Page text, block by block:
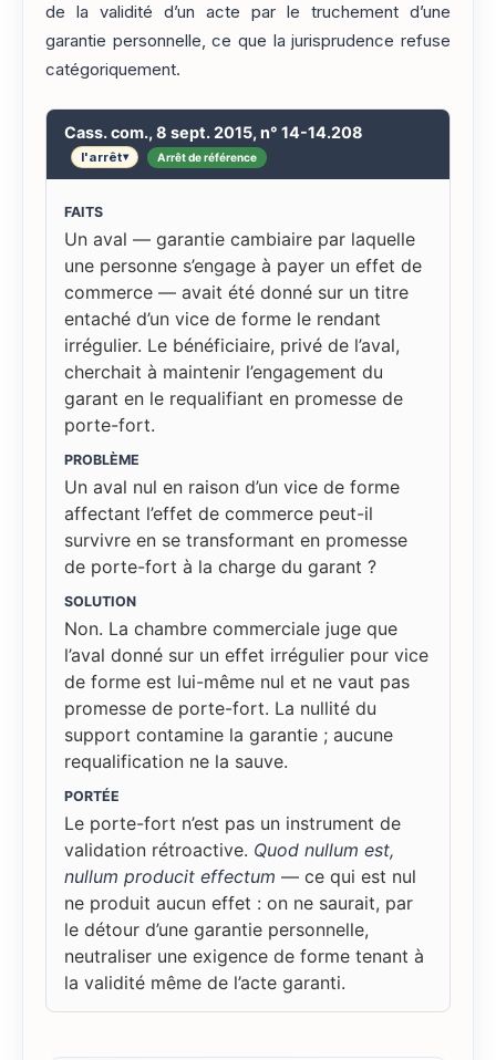
de la validité d’un acte par le truchement d’une
garantie personnelle, ce que la jurisprudence refuse
catégoriquement.
Cass. com., 8 sept. 2015, n° 14-14.208
l'arrêt▾ Arrêt de référence
FAITS
Un aval — garantie cambiaire par laquelle
une personne s’engage à payer un effet de
commerce — avait été donné sur un titre
entaché d’un vice de forme le rendant
irrégulier. Le bénéficiaire, privé de l’aval,
cherchait à maintenir l’engagement du
garant en le requalifiant en promesse de
porte-fort.
PROBLÈME
Un aval nul en raison d’un vice de forme
affectant l’effet de commerce peut-il
survivre en se transformant en promesse
de porte-fort à la charge du garant ?
SOLUTION
Non. La chambre commerciale juge que
l’aval donné sur un effet irrégulier pour vice
de forme est lui-même nul et ne vaut pas
promesse de porte-fort. La nullité du
support contamine la garantie ; aucune
requalification ne la sauve.
PORTÉE
Le porte-fort n’est pas un instrument de
validation rétroactive. Quod nullum est,
nullum producit effectum — ce qui est nul
ne produit aucun effet : on ne saurait, par
le détour d’une garantie personnelle,
neutraliser une exigence de forme tenant à
la validité même de l’acte garanti.